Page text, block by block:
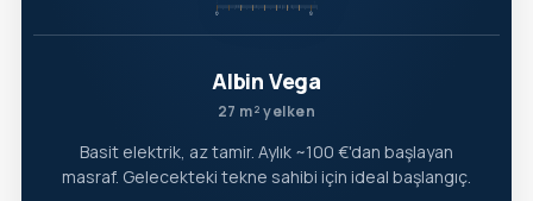
Albin Vega
27 m² yelken
Basit elektrik, az tamir. Aylık ~100 €'dan başlayan
masraf. Gelecekteki tekne sahibi için ideal başlangıç.